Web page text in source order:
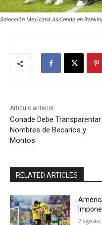
Selección Mexicana Asciende en
Artículo anterior
Conade Debe Transparentar
Nombres de Becarios y
Montos
RELATED ARTICLES
7